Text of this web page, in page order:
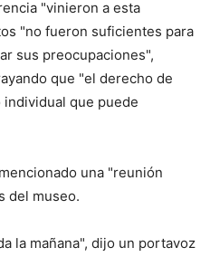
"vinieron a esta
"no fueron suficientes para
sus preocupaciones",
que "el derecho de
que puede
una "reunión
del museo.
la mañana", dijo un portavoz